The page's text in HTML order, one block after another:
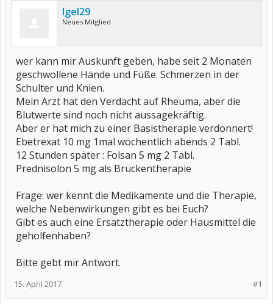
Igel29
Neues Mitglied
wer kann mir Auskunft geben, habe seit 2 Monaten
geschwollene Hände und Füße. Schmerzen in der
Schulter und Knien.
Mein Arzt hat den Verdacht auf Rheuma, aber die
Blutwerte sind noch nicht aussagekräftig.
Aber er hat mich zu einer Basistherapie verdonnert!
Ebetrexat 10 mg 1mal wöchentlich abends 2 Tabl.
12 Stunden später : Folsan 5 mg 2 Tabl.
Prednisolon 5 mg als Brückentherapie
Frage: wer kennt die Medikamente und die Therapie,
welche Nebenwirkungen gibt es bei Euch?
Gibt es auch eine Ersatztherapie oder Hausmittel die
geholfenhaben?
Bitte gebt mir Antwort.
#1
15. April 2017